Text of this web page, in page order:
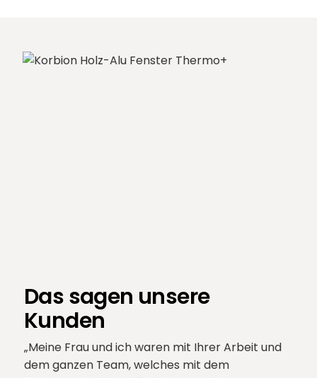
Das sagen unsere
Kunden
Meine Frau und ich waren mit Ihrer Arbeit und
dem ganzen Team, welches mit dem